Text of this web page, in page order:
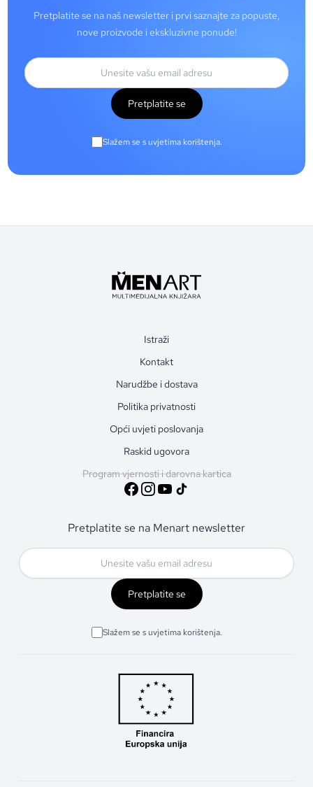
Pretplatite se na naš newsletter i prvi saznajte za popuste,
nove proizvode i ekskluzivne ponude!
Pretplatite se
Slažem se s uvjetima korištenja.
Istraži
Kontakt
Narudžbe i dostava
Politika privatnosti
Opći uvjeti poslovanja
Raskid ugovora
Program vjernosti i darovna kartica
Pretplatite se na Menart newsletter
Pretplatite se
Slažem se s uvjetima korištenja.